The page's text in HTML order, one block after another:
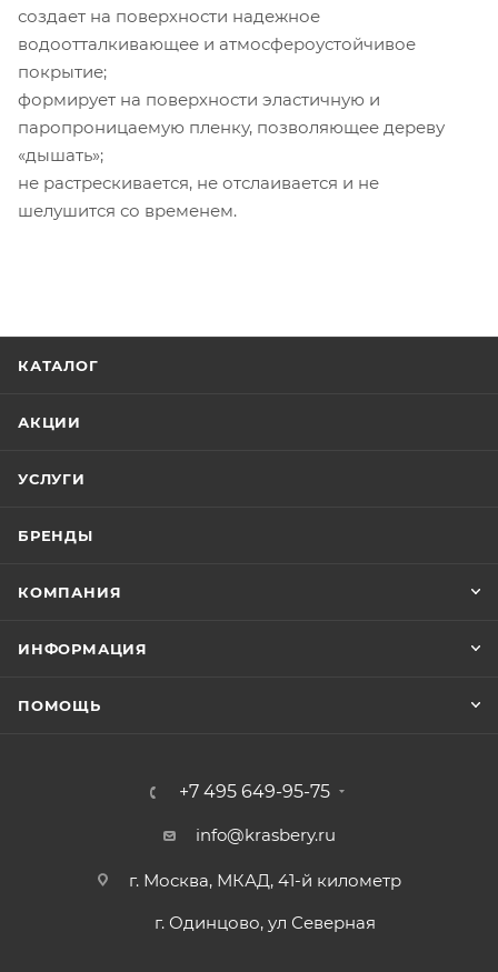
создает на поверхности надежное
водоотталкивающее и атмосфероустойчивое
покрытие;
формирует на поверхности эластичную и
паропроницаемую пленку, позволяющее дереву
«дышать»;
не растрескивается, не отслаивается и не
шелушится со временем.
КАТАЛОГ
АКЦИИ
УСЛУГИ
БРЕНДЫ
КОМПАНИЯ
ИНФОРМАЦИЯ
ПОМОЩЬ
+7 495 649-95-75
info@krasbery.ru
г. Москва, МКАД, 41-й километр
г. Одинцово, ул Северная